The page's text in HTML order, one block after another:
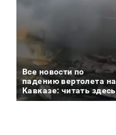
Все новости по
падению вертолета на
Кавказе: читать здесь